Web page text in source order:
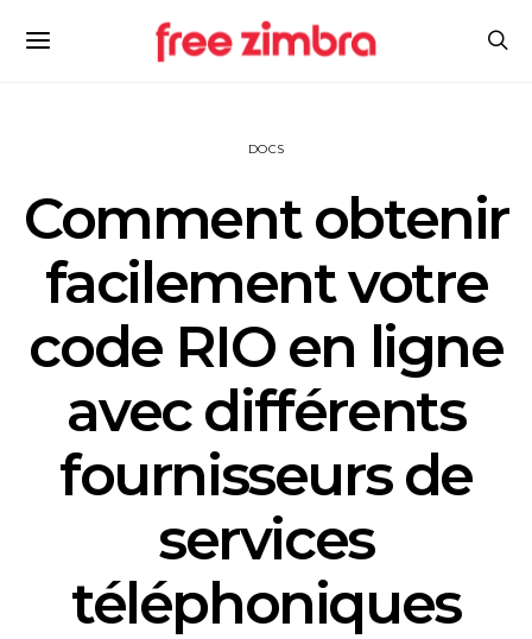
DOCS
Comment obtenir
facilement votre
code RIO en ligne
avec différents
fournisseurs de
services
téléphoniques